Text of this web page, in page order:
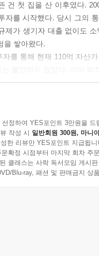
기지 말자
을 생각하다
충주지웰 아파트를 사례로
세입자를 구해서 그 전세
중에 450만 원을 돌려받아
매도자 입장에서는 현금
기비용이라고 할 수 있는
지 알려주는 가장 친절한 투
게 사서 비싸게 파는 것이
가 흔들릴 수 있다.
전에 나만의 기준을 세워
건 첫 집을 산 이후였다.
자를 시작했다. 당시 그의
제가 생기자 대출 없이도
을 쌓아왔다.
자를 통해 현재 110억 자산
50채를 살 수 있죠?”
. 대한민국에서 내 집 한
수십 채의 집을 살 수
의 다주택자로서 어떻
도 매수를 이어갈 수 있는
정하여 YES포인트 3만원을 드
작성 시 일반회원 300원, 마니
한 리뷰만 YES포인트 지급됩니
확정 시점부터 마지막 회차 주
클래스는 사락 독서모임 게시
Blu-ray, 패션 및 판매금지 상